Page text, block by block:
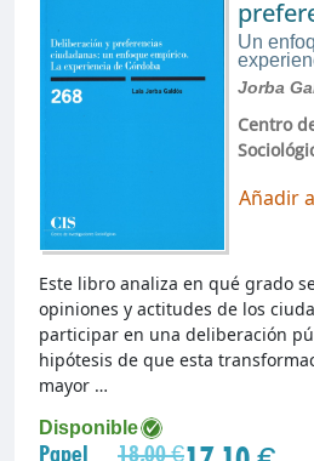
Un
Jorba
Centro
Añadir
Disponible
Papel 18,00 €
Este libro analiza en qué grado
opiniones y actitudes de los
participar en una deliberación
hipótesis de que esta
mayor …